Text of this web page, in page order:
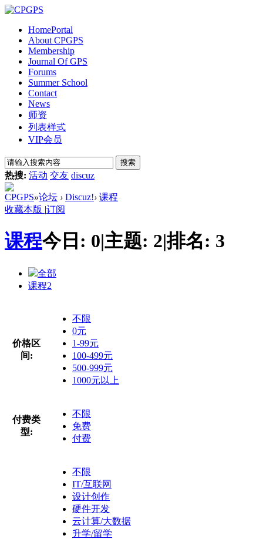
HomePortal
About CPGPS
Membership
Journal Of GPS
Forums
Summer School
Contact
News
师资
列表样式
VIP会员
搜索
热搜: 活动 交友 discuz
CPGPS»论坛 › Discuz!› 课程
收藏本版 |订阅
课程今日: 0|主题: 2|排名: 3
全部
课程2
价格区
间:
不限
0元
1-99元
100-499元
500-999元
1000元以上
付费类
型:
不限
免费
付费
不限
IT/互联网
设计创作
硬件开发
云计算/大数据
升学/留学